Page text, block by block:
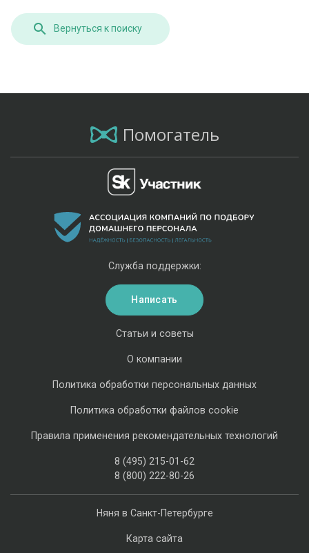
Вернуться к поиску
Помогатель
Няня в Санкт-Петербурге
Карта сайта
Статьи и советы
О компании
Политика обработки персональных данных
Политика обработки файлов cookie
Правила применения рекомендательных технологий
8 (495) 215-01-62
8 (800) 222-80-26
Служба поддержки:
Написать